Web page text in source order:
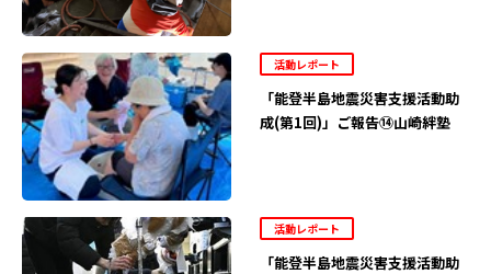
活動レポート
「能登半島地震災害支援活動助
成(第1回)」ご報告⑭山崎絆塾
活動レポート
「能登半島地震災害支援活動助